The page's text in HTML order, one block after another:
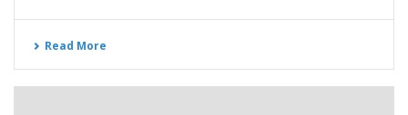
Read More